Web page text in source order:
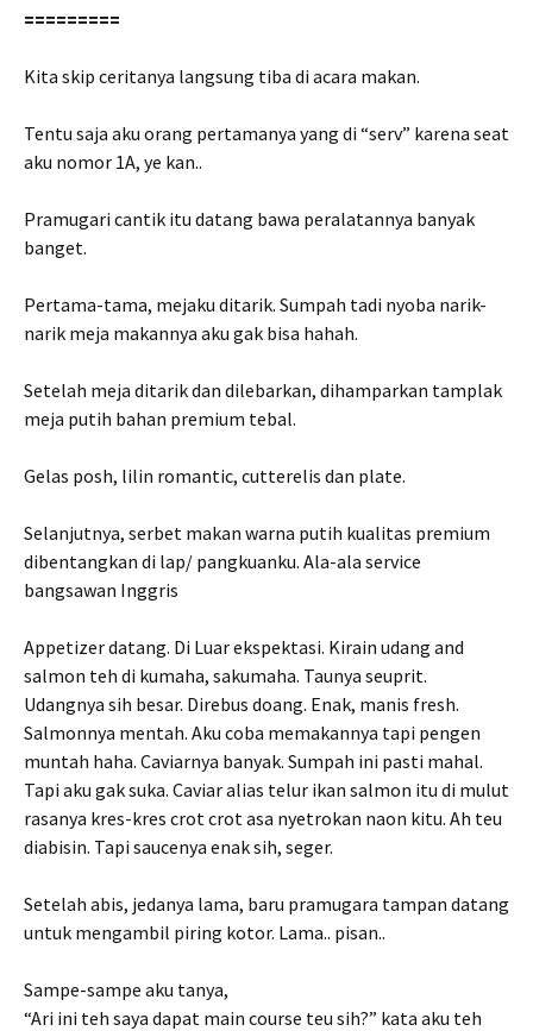
=========
Kita skip ceritanya langsung tiba di acara makan.
Tentu saja aku orang pertamanya yang di “serv” karena seat
aku nomor 1A, ye kan..
Pramugari cantik itu datang bawa peralatannya banyak
banget.
Pertama-tama, mejaku ditarik. Sumpah tadi nyoba narik-
narik meja makannya aku gak bisa hahah.
Setelah meja ditarik dan dilebarkan, dihamparkan tamplak
meja putih bahan premium tebal.
Gelas posh, lilin romantic, cutterelis dan plate.
Selanjutnya, serbet makan warna putih kualitas premium
dibentangkan di lap/ pangkuanku. Ala-ala service
bangsawan Inggris
Appetizer datang. Di Luar ekspektasi. Kirain udang and
salmon teh di kumaha, sakumaha. Taunya seuprit.
Udangnya sih besar. Direbus doang. Enak, manis fresh.
Salmonnya mentah. Aku coba memakannya tapi pengen
muntah haha. Caviarnya banyak. Sumpah ini pasti mahal.
Tapi aku gak suka. Caviar alias telur ikan salmon itu di mulut
rasanya kres-kres crot crot asa nyetrokan naon kitu. Ah teu
diabisin. Tapi saucenya enak sih, seger.
Setelah abis, jedanya lama, baru pramugara tampan datang
untuk mengambil piring kotor. Lama.. pisan..
Sampe-sampe aku tanya,
“Ari ini teh saya dapat main course teu sih?” kata aku teh